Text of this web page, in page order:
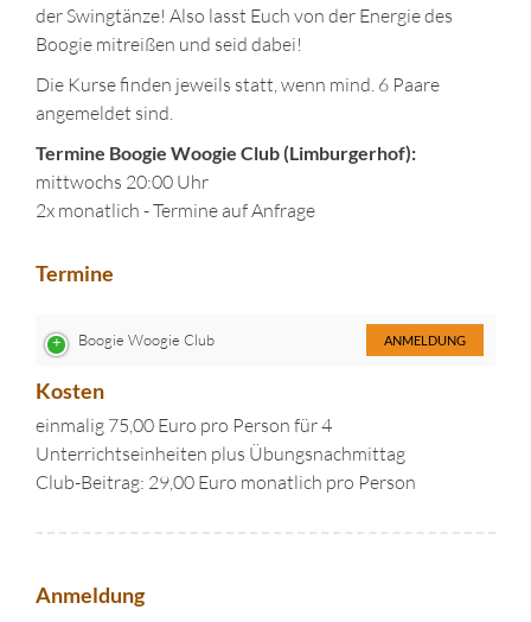
der Swingtänze! Also lasst Euch von der Energie des
Boogie mitreißen und seid dabei!
Die Kurse finden jeweils statt, wenn mind. 6 Paare
angemeldet sind..
Termine Boogie Woogie Club (Limburgerhof):
mittwochs 20:00 Uhr
2x monatlich - Termine auf Anfrage
Termine
Boogie Woogie Club ANMELDUNG
Kosten
einmalig 75,00 Euro pro Person für 4
Unterrichtseinheiten plus Übungsnachmittag
Club-Beitrag: 29,00 Euro monatlich pro Person
Anmeldung